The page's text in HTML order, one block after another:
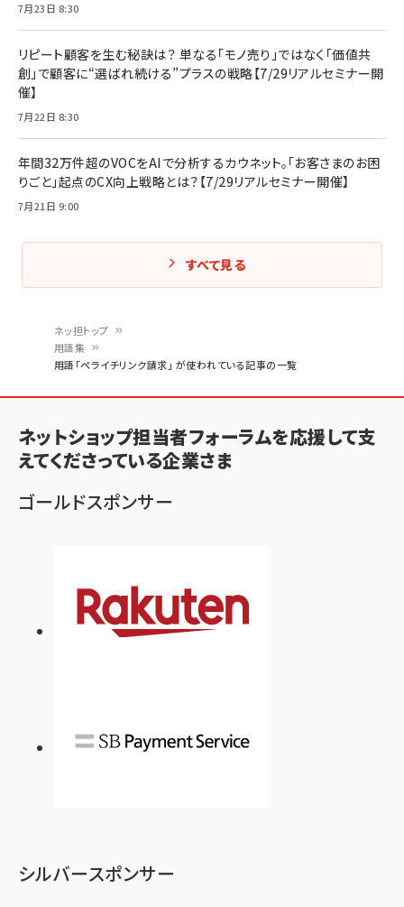
ン
く
ず
ネッ担トップ
用語集
用語「ペライチリンク請求」 が使われている記事の一覧
7月23日 8:30
リピート顧客を生む秘訣は？ 単なる「モノ売り」ではなく「価値共
創」で顧客に“選ばれ続ける”プラスの戦略【7/29リアルセミナー開
催】
7月22日 8:30
年間32万件超のVOCをAIで分析するカウネット。「お客さまのお困
りごと」起点のCX向上戦略とは？【7/29リアルセミナー開催】
7月21日 9:00
すべて見る
ネットショップ担当者フォーラムを応援して支
えてくださっている企業さま
ゴールドスポンサー
シルバースポンサー